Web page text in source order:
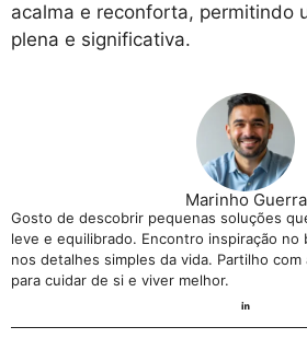
acalma e reconforta, permitindo
plena e significativa.
Marinho Guerra
Gosto de descobrir pequenas soluções
leve e equilibrado. Encontro inspiração no
nos detalhes simples da vida. Partilho com
para cuidar de si e viver melhor.